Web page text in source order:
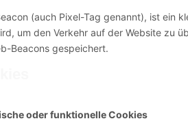
(auch Pixel-Tag genannt), ist ein
um den Verkehr auf der Website zu
Beacons gespeichert.
oder funktionelle Cookies